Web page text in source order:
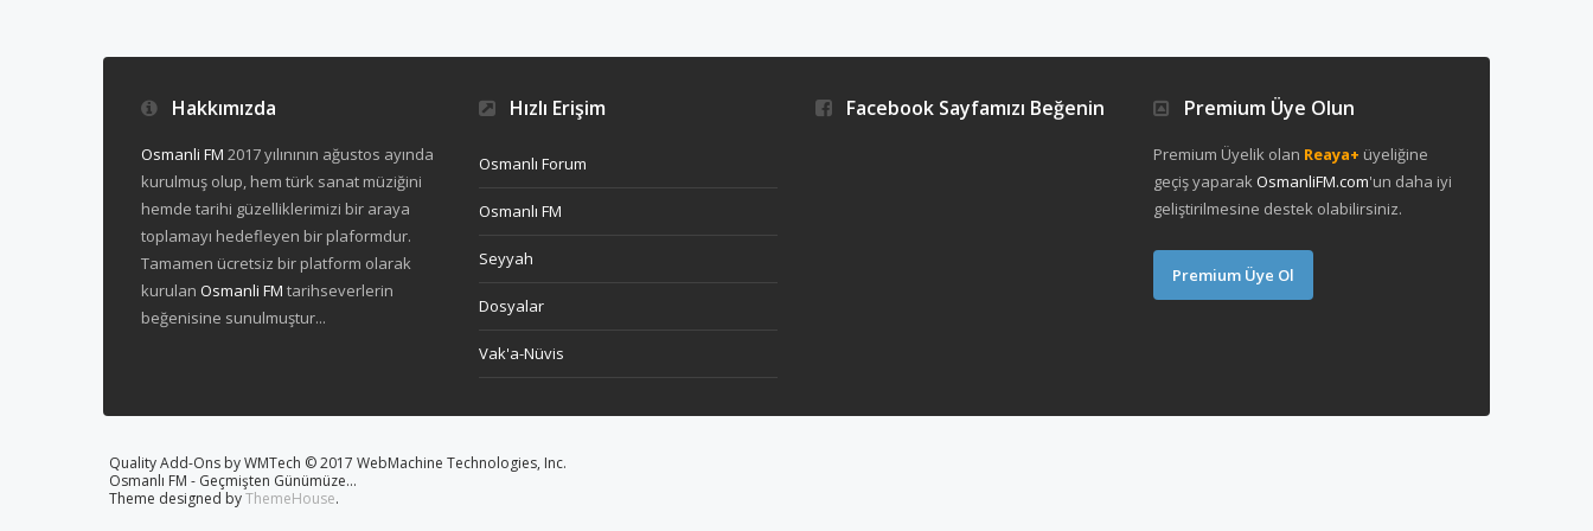
Hakkımızda
Osmanli FM 2017 yılınının ağustos ayında
kurulmuş olup, hem türk sanat müziğini
hemde tarihi güzelliklerimizi bir araya
toplamayı hedefleyen bir plaformdur.
Tamamen ücretsiz bir platform olarak
kurulan Osmanli FM tarihseverlerin
beğenisine sunulmuştur...
Hızlı Erişim
Osmanlı Forum
Osmanlı FM
Seyyah
Dosyalar
Vak'a-Nüvis
Facebook Sayfamızı Beğenin Premium Üye Olun
Premium Üyelik olan Reaya+ üyeliğine
geçiş yaparakOsmanliFM.com'un daha iyi
geliştirilmesine destek olabilirsiniz.
Premium Üye Ol
Quality Add-Ons by WMTech © 2017 WebMachine Technologies, Inc.
Osmanlı FM - Geçmişten Günümüze...
Theme designed byThemeHouse.